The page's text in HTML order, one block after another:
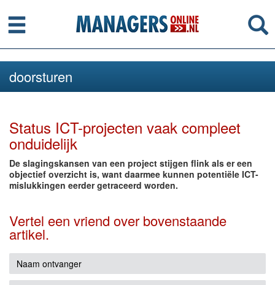
Menu
doorsturen
Status ICT-projecten vaak compleet
onduidelijk
De slagingskansen van een project stijgen flink als er een
objectief overzicht is, want daarmee kunnen potentiële ICT-
mislukkingen eerder getraceerd worden.
Vertel een vriend over bovenstaande
artikel.